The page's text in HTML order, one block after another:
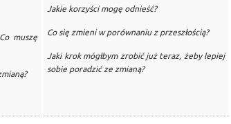
muszę
Jakie korzyści mogę odnieść?
Co się zmieni w porównaniu z przeszłością?
Jaki krok mógłbym zrobić już teraz, żeby lepiej
sobie poradzić ze zmianą?